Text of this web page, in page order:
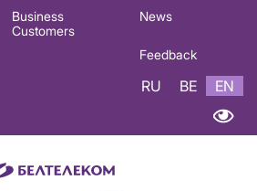
Business
Customers
News
Feedback
RU BE EN